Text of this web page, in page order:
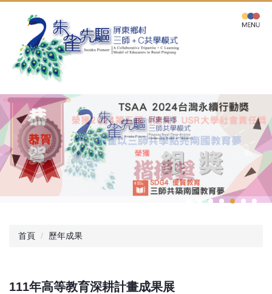
容
首頁 歷年成果
111年高等教育深耕計畫成果展